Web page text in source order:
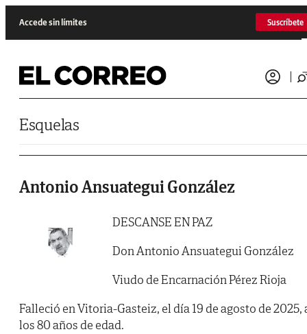
Accede sin límites Suscríbete
Esquelas
Antonio Ansuategui González
DESCANSE EN PAZ
Don Antonio Ansuategui González
Viudo de Encarnación Pérez Rioja
Falleció en Vitoria-Gasteiz, el día 19 de agosto de 2025,
los 80 años de edad.